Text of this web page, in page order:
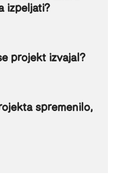
izpeljati?
projekt izvajal?
spremenilo,